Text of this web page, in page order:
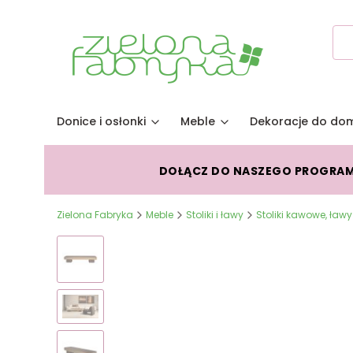
Donice i osłonki Meble Dekoracje do
DOŁĄCZ DO NASZEGO
Zielona Fabryka Meble Stoliki i ławy Stoliki kawowe, ławy